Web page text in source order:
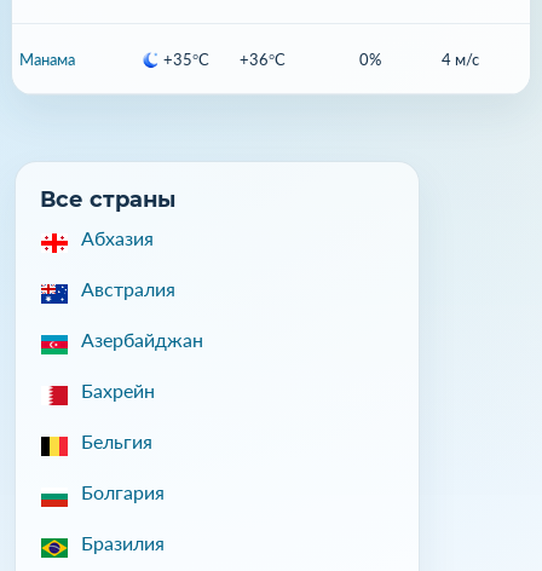
Манама +35°C +36°C 0% 4 м/с
Все страны
Абхазия
Австралия
Азербайджан
Бахрейн
Бельгия
Болгария
Бразилия